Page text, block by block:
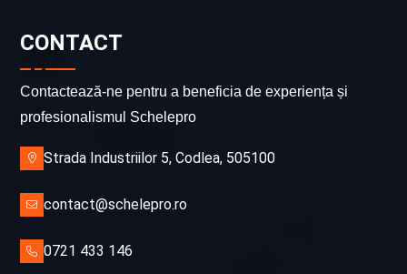
CONTACT
Contactează-ne pentru a beneficia de experiența și
profesionalismul Schelepro
Strada Industriilor 5, Codlea, 505100
contact@schelepro.ro
0721 433 146